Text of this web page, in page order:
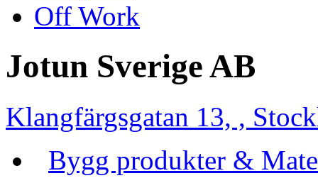
Off Work
Jotun Sverige AB
Klangfärgsgatan 13, ,
Bygg produkter &